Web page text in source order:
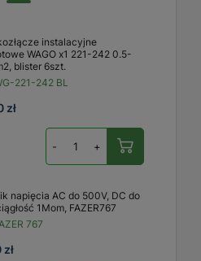
instalacyjne
WAGO x1 221-242 0.5-
blister 6szt.
221-242 BL
zł
- +
napięcia AC do 500V, DC do
1Mom, FAZER767
767
zł